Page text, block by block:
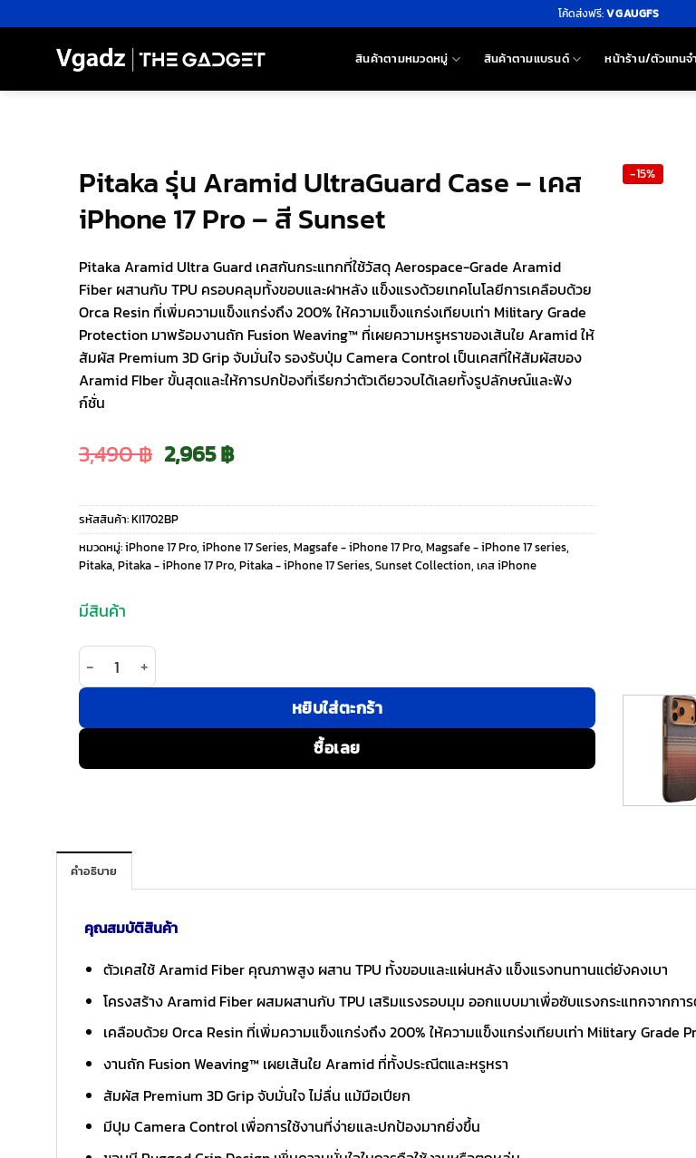
ไป
โค้ดส่งฟรี:VGAUGFS
สินค้าตามหมวดหมู่ สินค้าตามแบรนด์ หน้าร้าน/ตัวแทนจ
Pitaka รุ่น Aramid UltraGuard Case – เคส
iPhone 17 Pro – สี Sunset
Pitaka Aramid Ultra Guard เคสกันกระแทกที่ใช้วัสดุ Aerospace-Grade Aramid
Fiber ผสานกับ TPU ครอบคลุมทั้งขอบและฝาหลัง แข็งแรงด้วยเทคโนโลยีการเคลือบด้วย
Orca Resin ที่เพิ่มความแข็งแกร่งถึง 200% ให้ความแข็งแกร่งเทียบเท่า Military Grade
Protection มาพร้อมงานถัก Fusion Weaving™ ที่เผยความหรูหราของเส้นใย Aramid ให้
สัมผัส Premium 3D Grip จับมั่นใจ รองรับปุ่ม Camera Control เป็นเคสที่ให้สัมผัสของ
Aramid FIber ขั้นสุดและให้การปกป้องที่เรียกว่าตัวเดียวจบได้เลยทั้งรูปลักษณ์และฟัง
ก์ชั่น
3,490฿ Original
price
was:
2,965฿Current
price
is:
รหัสสินค้า:KI1702BP
หมวดหมู่:iPhone 17 Pro, iPhone 17 Series, Magsafe - iPhone 17 Pro, Magsafe - iPhone 17 series,
Pitaka, Pitaka - iPhone 17 Pro, Pitaka - iPhone 17 Series, Sunset Collection, เคส iPhone
มีสินค้า
จำนวน Pitaka รุ่น Aramid UltraGuard Case - เคส iPhone 17 Pro - สี Sunset ชิ้น
หยิบใส่ตะกร้า
ซื้อเลย
-15%
คำอธิบาย
คุณสมบัติสินค้า
ตัวเคสใช้ Aramid Fiber คุณภาพสูง ผสาน TPU ทั้งขอบและแผ่นหลัง แข็งแรงทนทานแต่ยังคงเบา
โครงสร้าง Aramid Fiber ผสมผสานกับ TPU เสริมแรงรอบมุม ออกแบบมาเพื่อซับแรงกระแทกจากกา
เคลือบด้วย Orca Resin ที่เพิ่มความแข็งแกร่งถึง 200% ให้ความแข็งแกร่งเทียบเท่า Military Grade
งานถัก Fusion Weaving™ เผยเส้นใย Aramid ที่ทั้งประณีตและหรูหรา
สัมผัส Premium 3D Grip จับมั่นใจ ไม่ลื่น แม้มือเปียก
มีปุม Camera Control เพื่อการใช้งานที่ง่ายและปกป้องมากยิ่งขึ้น